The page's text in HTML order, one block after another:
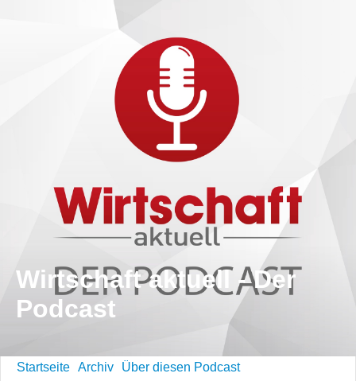
Wirtschaft aktuell - Der
Podcast
Startseite Archiv Über diesen Podcast